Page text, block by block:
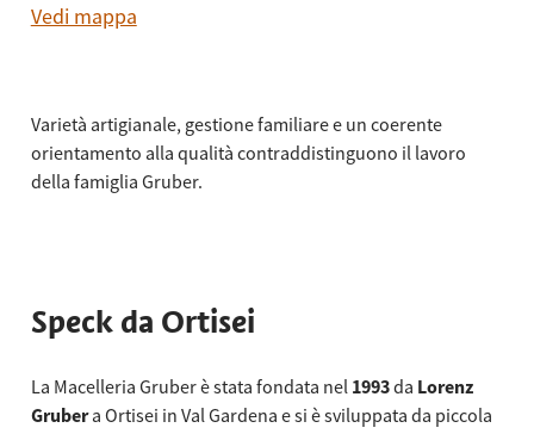
Vedi mappa
Varietà artigianale, gestione familiare e un coerente
orientamento alla qualità contraddistinguono il lavoro
della famiglia Gruber.
Speck da Ortisei
La Macelleria Gruber è stata fondata nel 1993da Lorenz
Grubera Ortisei in Val Gardena e si è sviluppata da piccola